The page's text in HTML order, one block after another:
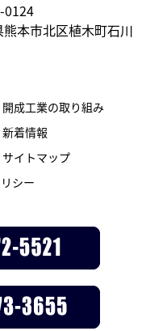
0124
本市北区植木町石川
開成工業の取り組み
新着情報
サイトマップ
シー